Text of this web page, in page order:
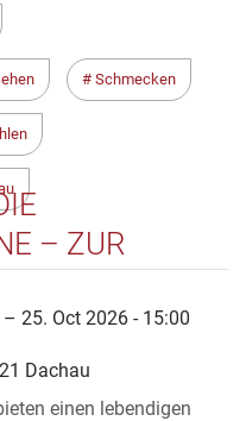
Schmecken
– ZUR
25. Oct 2026 - 15:00
Dachau
einen lebendigen